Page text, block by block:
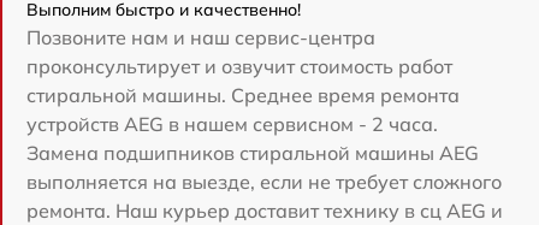
Выполним быстро и качественно!
Позвоните нам и наш сервис-центра
проконсультирует и озвучит стоимость работ
стиральной машины. Среднее время ремонта
устройств AEG в нашем сервисном - 2 часа.
Замена подшипников стиральной машины AEG
выполняется на выезде, если не требует сложного
ремонта. Наш курьер доставит технику в сц AEG и